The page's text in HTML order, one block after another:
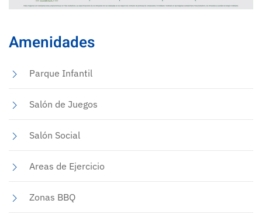
Amenidades
Parque Infantil
Salón de Juegos
Salón Social
Areas de Ejercicio
Zonas BBQ